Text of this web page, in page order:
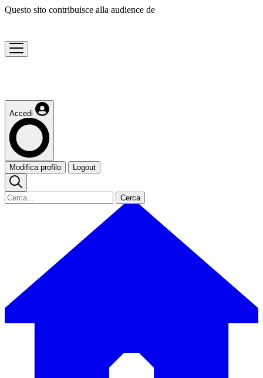
Questo sito contribuisce alla audience de
Accedi
Modifica profilo Logout
Cerca